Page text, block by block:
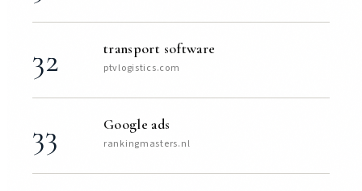
32 transport software
ptvlogistics.com
33 Google ads
rankingmasters.nl